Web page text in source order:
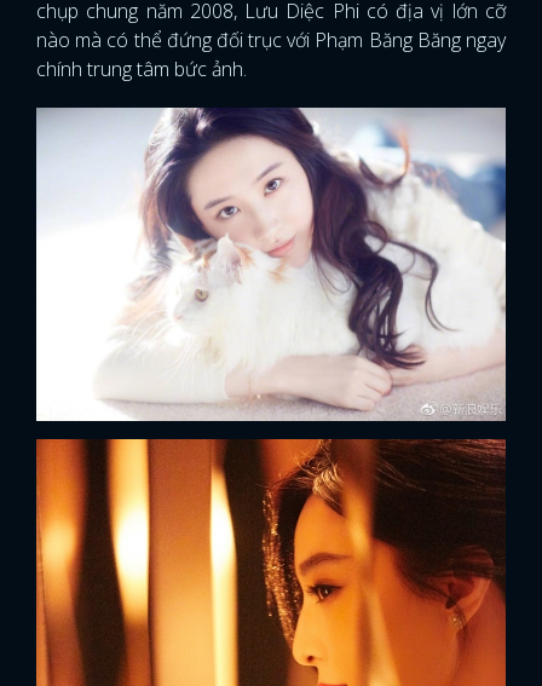
chụp chung năm 2008, Lưu Diệc Phi có địa vị lớn cỡ
nào mà có thể đứng đối trục với Phạm Băng Băng ngay
chính trung tâm bức ảnh.